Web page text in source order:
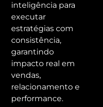
inteligência para
executar
estratégias com
consistência,
garantindo
impacto real em
vendas,
relacionamento e
performance.